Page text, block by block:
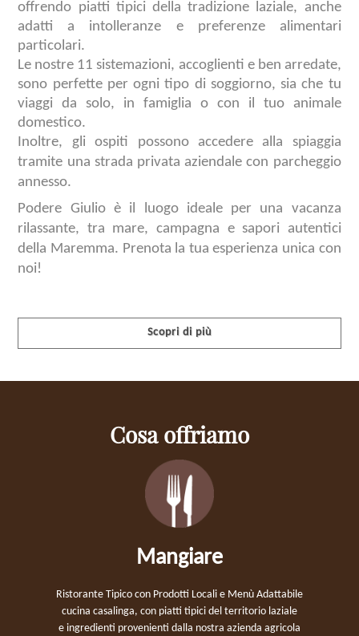
offrendo piatti tipici della tradizione laziale, anche
adatti a intolleranze e preferenze alimentari
particolari.
Le nostre 11 sistemazioni, accoglienti e ben arredate,
sono perfette per ogni tipo di soggiorno, sia che tu
viaggi da solo, in famiglia o con il tuo animale
domestico.
Inoltre, gli ospiti possono accedere alla spiaggia
tramite una strada privata aziendale con parcheggio
annesso.
Podere Giulio è il luogo ideale per una vacanza
rilassante, tra mare, campagna e sapori autentici
della Maremma. Prenota la tua esperienza unica con
noi!
Scopri di più
Cosa offriamo
Mangiare
Ristorante Tipico con Prodotti Locali e Menù Adattabile
cucina casalinga, con piatti tipici del territorio laziale
e ingredienti provenienti dalla nostra azienda agricola